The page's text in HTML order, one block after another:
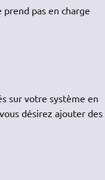
pas en charge
sur votre système en
désirez ajouter des